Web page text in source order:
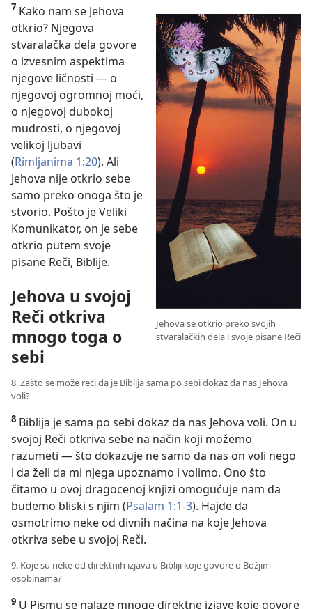
Jehova se otkrio preko svojih
stvaralačkih dela i svoje pisane Reči
7 Kako nam se Jehova
otkrio? Njegova
stvaralačka dela govore
o izvesnim aspektima
njegove ličnosti — o
njegovoj ogromnoj moći,
o njegovoj dubokoj
mudrosti, o njegovoj
velikoj ljubavi
(Rimljanima 1:20). Ali
Jehova nije otkrio sebe
samo preko onoga što je
stvorio. Pošto je Veliki
Komunikator, on je sebe
otkrio putem svoje
pisane Reči, Biblije.
Jehova u svojoj
Reči otkriva
mnogo toga o
sebi
8. Zašto se može reći da je Biblija sama po sebi dokaz da nas Jehova
voli?
8 Biblija je sama po sebi dokaz da nas Jehova voli. On u
svojoj Reči otkriva sebe na način koji možemo
razumeti — što dokazuje ne samo da nas on voli nego
i da želi da mi njega upoznamo i volimo. Ono što
čitamo u ovoj dragocenoj knjizi omogućuje nam da
budemo bliski s njim (Psalam 1:1-3). Hajde da
osmotrimo neke od divnih načina na koje Jehova
otkriva sebe u svojoj Reči.
9. Koje su neke od direktnih izjava u Bibliji koje govore o Božjim
osobinama?
9 U Pismu se nalaze mnoge direktne izjave koje govore